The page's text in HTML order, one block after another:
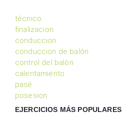
tècnico
finalizacion
conduccion
conduccion de balón
control del balòn
calentamiento
pasé
posesion
EJERCICIOS MÁS POPULARES